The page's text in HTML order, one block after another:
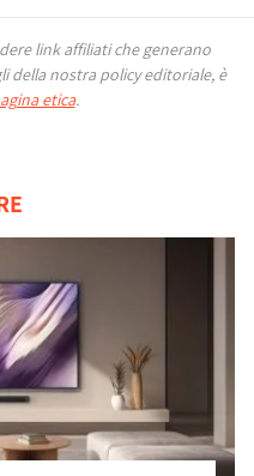
link affiliati che generano
della nostra policy editoriale, è
etica.